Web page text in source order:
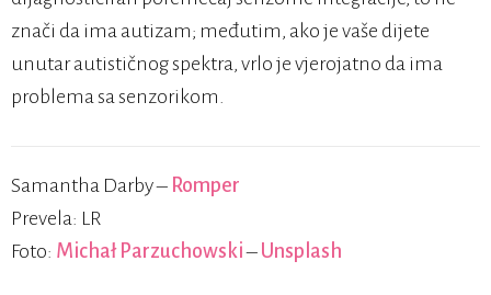
znači da ima autizam; međutim, ako je vaše dijete
unutar autističnog spektra, vrlo je vjerojatno da ima
problema sa senzorikom.
Samantha Darby – Romper
Prevela: LR
Foto: Michał Parzuchowski– Unsplash